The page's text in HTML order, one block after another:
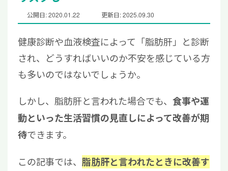
公開日: 2020.01.22 更新日: 2025.09.30
健康診断や血液検査によって「脂肪肝」と診断
され、どうすればいいのか不安を感じている方
も多いのではないでしょうか。
しかし、脂肪肝と言われた場合でも、 食事や運
動といった生活習慣の見直しによって改善が期
待できます。
この記事では、 脂肪肝と言われたときに改善す